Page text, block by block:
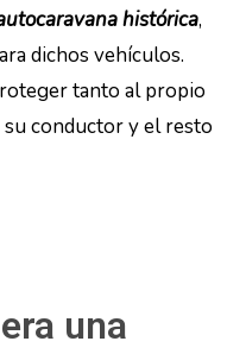
histórica,
dichos vehículos.
tanto al propio
conductor y el resto
una